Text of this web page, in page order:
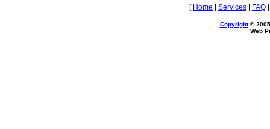
[ Home Services FAQ
Copyright©
Web